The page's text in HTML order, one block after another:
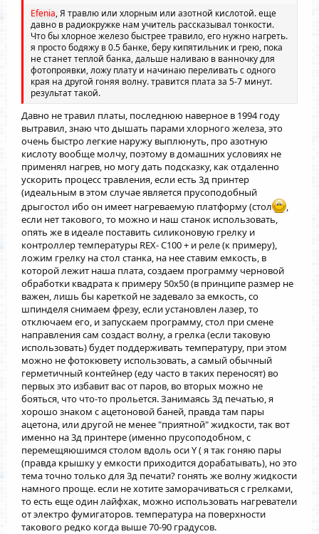
Efenia, Я травлю или хлорным или азотной кислотой. еще
давно в радиокружке нам учитель рассказывал тонкости.
Что бы хлорное железо быстрее травило, его нужно нагреть.
я просто бодяжу в 0.5 банке, беру кипятильник и грею, пока
не станет теплой банка, дальше наливаю в ванночку для
фотопроявки, ложу плату и начинаю переливать с одного
края на другой гоняя волну. травится плата за 5-7 минут.
результат такой.
Давно не травил платы, последнюю наверное в 1994 году
вытравил, знаю что дышать парами хлорного железа, это
очень быстро легкие наружу выплюнуть, про азотную
кислоту вообще молчу, поэтому в домашних условиях не
применял нагрев, но могу дать подсказку, как отдаленно
ускорить процесс травления, если есть 3д принтер
(идеальным в этом случае является прусоподобный
дрыгостол ибо он имеет нагреваемую платформу (стол
,
если нет такового, то можно и наш станок использовать,
опять же в идеале поставить силиконовую грелку и
контроллер температуры REX- C100 + и реле (к примеру),
ложим грелку на стол станка, на нее ставим емкость, в
которой лежит наша плата, создаем программу черновой
обработки квадрата к примеру 50х50 (в принципе размер не
важен, лишь бы кареткой не задевало за емкость, со
шпинделя снимаем фрезу, если установлен лазер, то
отключаем его, и запускаем программу, стол при смене
направления сам создаст волну, а грелка (если таковую
использовать) будет поддерживать температуру, при этом
можно не фотокювету использовать, а самый обычный
герметичный контейнер (еду часто в таких переносят) во
первых это избавит вас от паров, во вторых можно не
бояться, что что-то прольется. Занимаясь 3д печатью, я
хорошо знаком с ацетоновой баней, правда там пары
ацетона, или другой не менее "приятной" жидкости, так вот
именно на 3д принтере (именно прусоподобном, с
перемещяюшимся столом вдоль оси Y ( я так гоняю пары
(правда крышку у емкости приходится дорабатывать), но это
тема точно только для 3д печати? гонять же волну жидкости
намного проще. если не хотите заморачиваться с грелками,
то есть еще один лайфхак, можно использовать нагреватели
от электро фумигаторов. температура на поверхности
такового редко когда выше 70-90 градусов.